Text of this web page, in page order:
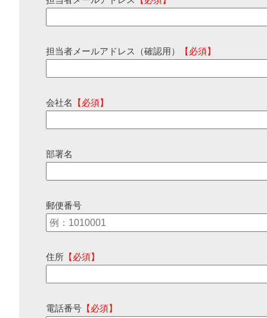
担当者メールアドレス（確認用） 【必須】
会社名 【必須】
部署名
郵便番号
住所 【必須】
電話番号 【必須】